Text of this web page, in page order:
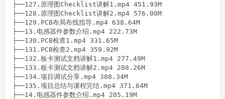
├──127.原理图Checklist讲解1.mp4 451.93M
├──128.原理图Checklist讲解2.mp4 576.00M
├──129.PCB布局布线指导.mp4 638.64M
├──13.电感器件参数介绍.mp4 222.73M
├──130.PCB检查1.mp4 331.65M
├──131.PCB检查2.mp4 359.92M
├──132.板卡测试文档讲解1.mp4 277.49M
├──133.板卡测试文档讲解2.mp4 208.26M
├──134.项目调试分享.mp4 308.34M
├──135.项目总结与课程完结.mp4 371.64M
├──14.电感器件参数介绍.mp4 205.19M